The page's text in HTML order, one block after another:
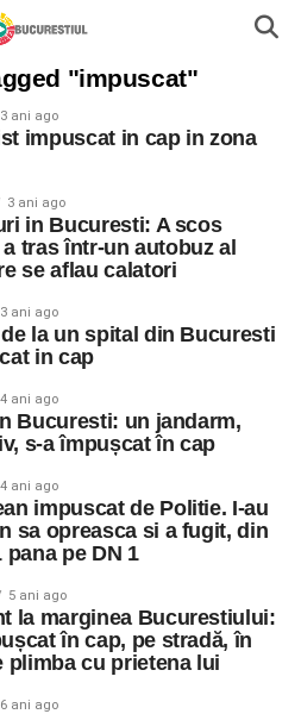
"impuscat"
3 ani ago
impuscat in cap in zona
3 ani ago
in Bucuresti: A scos
tras într-un autobuz al
se aflau calatori
3 ani ago
la un spital din Bucuresti
in cap
4 ani ago
Bucuresti: un jandarm,
s-a împușcat în cap
4 ani ago
impuscat de Politie. I-au
sa opreasca si a fugit, din
pana pe DN 1
5 ani ago
la marginea Bucurestiului:
în cap, pe stradă, în
plimba cu prietena lui
6 ani ago